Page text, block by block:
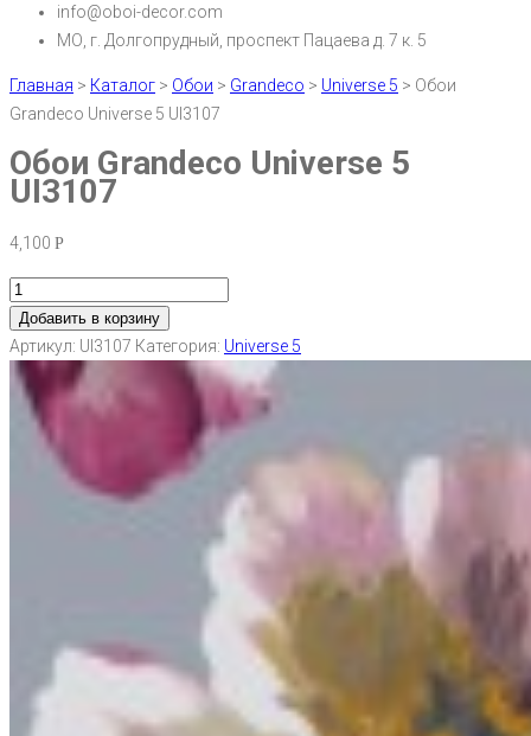
info@oboi-decor.com
МО, г. Долгопрудный, проспект Пацаева д. 7 к. 5
Главная > Каталог > Обои > Grandeco > Universe 5 > Обои
Grandeco Universe 5 UI3107
Обои Grandeco Universe 5
UI3107
4,100 Р
Добавить в корзину
Артикул: UI3107 Категория: Universe 5